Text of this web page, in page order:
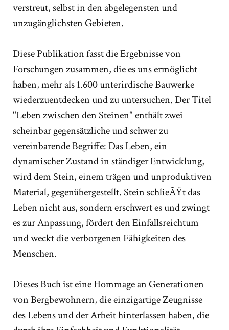
verstreut, selbst in den abgelegensten und
unzugänglichsten Gebieten.
Diese Publikation fasst die Ergebnisse von
Forschungen zusammen, die es uns ermöglicht
haben, mehr als 1.600 unterirdische Bauwerke
wiederzuentdecken und zu untersuchen. Der Titel
"Leben zwischen den Steinen" enthält zwei
scheinbar gegensätzliche und schwer zu
vereinbarende Begriffe: Das Leben, ein
dynamischer Zustand in ständiger Entwicklung,
wird dem Stein, einem trägen und unproduktiven
Material, gegenübergestellt. Stein schlieÃŸt das
Leben nicht aus, sondern erschwert es und zwingt
es zur Anpassung, fördert den Einfallsreichtum
und weckt die verborgenen Fähigkeiten des
Menschen.
Dieses Buch ist eine Hommage an Generationen
von Bergbewohnern, die einzigartige Zeugnisse
des Lebens und der Arbeit hinterlassen haben, die